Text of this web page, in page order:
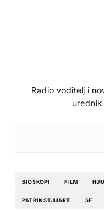
Radio voditelj i
BIOSKOPI FILM
PATRIK STJUART SF